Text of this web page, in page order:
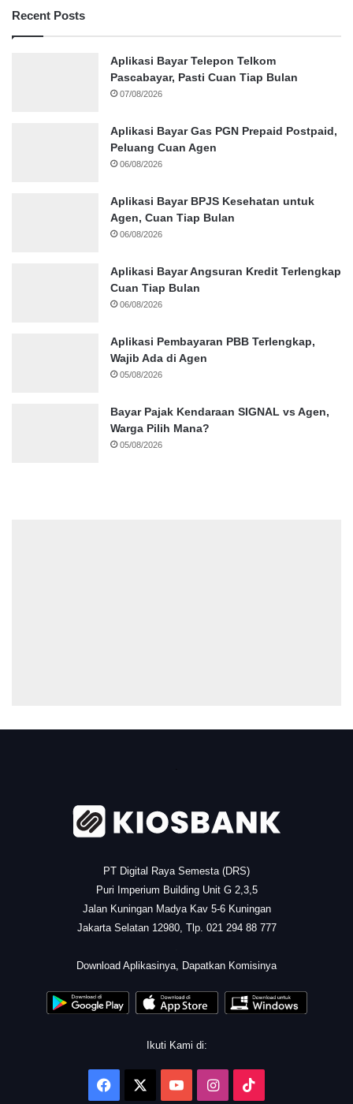
Recent Posts
Aplikasi Bayar Telepon Telkom
Pascabayar, Pasti Cuan Tiap Bulan
07/08/2026
Aplikasi Bayar Gas PGN Prepaid Postpaid,
Peluang Cuan Agen
06/08/2026
Aplikasi Bayar BPJS Kesehatan untuk
Agen, Cuan Tiap Bulan
06/08/2026
Aplikasi Bayar Angsuran Kredit Terlengkap
Cuan Tiap Bulan
06/08/2026
Aplikasi Pembayaran PBB Terlengkap,
Wajib Ada di Agen
05/08/2026
Bayar Pajak Kendaraan SIGNAL vs Agen,
Warga Pilih Mana?
05/08/2026
PT Digital Raya Semesta (DRS)
Puri Imperium Building Unit G 2,3,5
Jalan Kuningan Madya Kav 5-6 Kuningan
Jakarta Selatan 12980, Tlp. 021 294 88 777
Download Aplikasinya, Dapatkan Komisinya
Ikuti Kami di:
Facebook YouTubeInstagram